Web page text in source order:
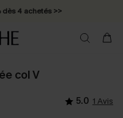
dès 4 achetés >>
col V
5.0 1 Avis